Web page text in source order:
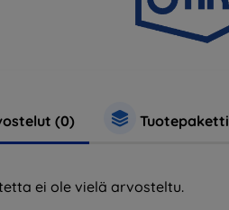
(0) Tuotepaketti
ei ole vielä arvosteltu.